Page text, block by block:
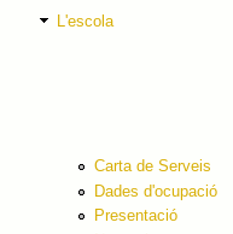
L'escola
Carta de Serveis
Dades d'ocupació
Presentació